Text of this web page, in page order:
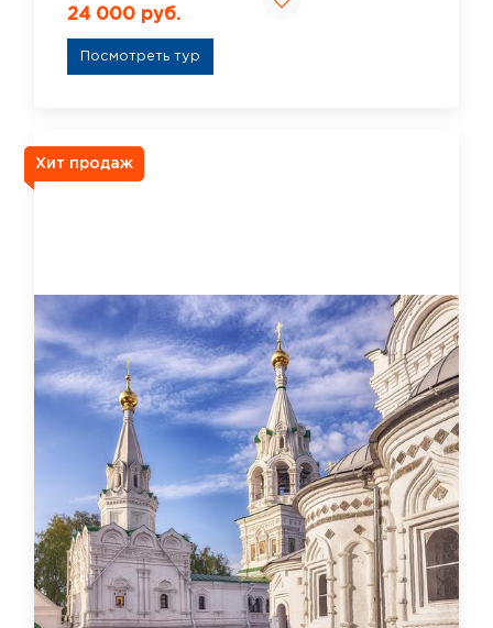
24 000 руб.
Посмотреть тур
Хит продаж